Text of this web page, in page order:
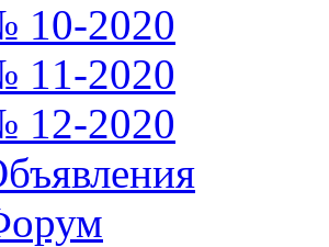
10-2020
11-2020
12-2020